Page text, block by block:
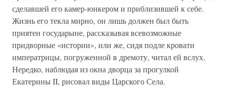
сделавшей его камер-юнкером и приблизившей к себе.
Жизнь его текла мирно, он лишь должен был быть
приятен государыне, рассказывая всевозможные
придворные «истории», или же, сидя подле кровати
императрицы, погруженной в дремоту, читал ей вслух.
Нередко, наблюдая из окна дворца за прогулкой
Екатерины II, рисовал виды Царского Села.